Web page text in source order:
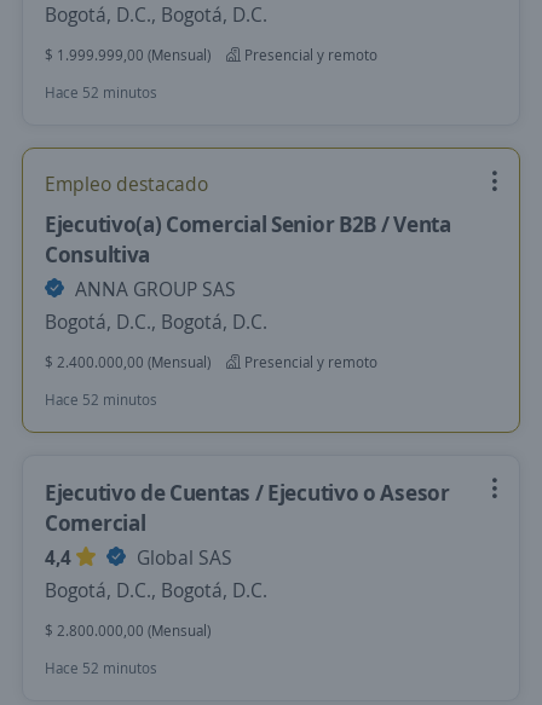
Bogotá, D.C., Bogotá, D.C.
$ 1.999.999,00 (Mensual)
Presencial y remoto
Hace 52 minutos
Empleo destacado
Ejecutivo(a) Comercial Senior B2B / Venta
Consultiva
ANNA GROUP SAS
Bogotá, D.C., Bogotá, D.C.
$ 2.400.000,00 (Mensual)
Presencial y remoto
Hace 52 minutos
Ejecutivo de Cuentas / Ejecutivo o Asesor
Comercial
4,4
Global SAS
Bogotá, D.C., Bogotá, D.C.
$ 2.800.000,00 (Mensual)
Hace 52 minutos